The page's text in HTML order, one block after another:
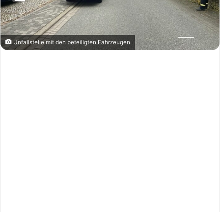
Unfallstelle mit den beteiligten Fahrzeugen